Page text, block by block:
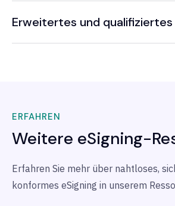
Erweitertes und qualifiziertes
ERFAHREN
Weitere eSigning-
Erfahren Sie mehr über nahtloses,
konformes eSigning in unserem